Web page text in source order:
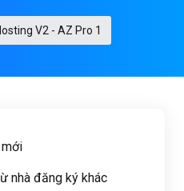
V2 - AZ Pro 1
nhà đăng ký khác